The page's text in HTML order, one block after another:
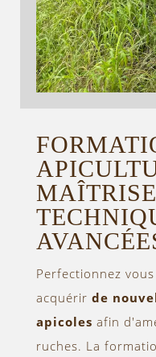
Perfectionnez
acquérir de
apicoles afin
ruches. La